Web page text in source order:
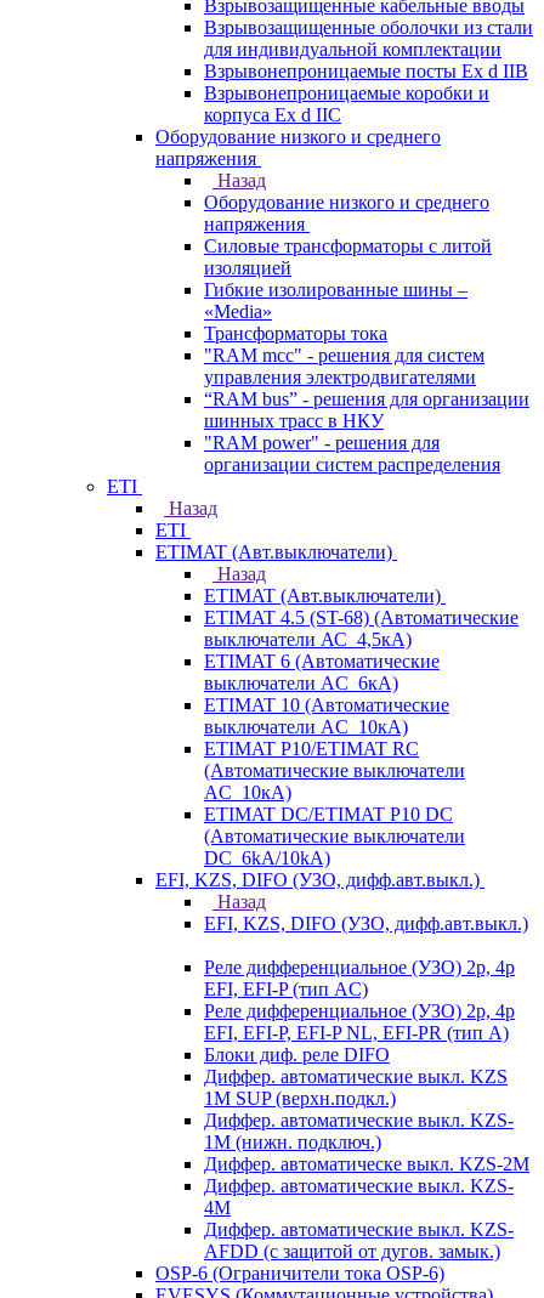
Взрывозащищенные кабельные вводы
Взрывозащищенные оболочки из стали
для индивидуальной комплектации
Взрывонепроницаемые посты Ex d IIB
Взрывонепроницаемые коробки и
корпуса Ex d IIС
Оборудование низкого и среднего
напряжения
Назад
Оборудование низкого и среднего
напряжения
Силовые трансформаторы с литой
изоляцией
Гибкие изолированные шины –
«Media»
Трансформаторы тока
"RAM mcc" - решения для систем
управления электродвигателями
“RAM bus” - решения для организации
шинных трасс в НКУ
"RAM power" - решения для
организации систем распределения
ETI
Назад
ETI
ETIMAT (Авт.выключатели)
Назад
ETIMAT (Авт.выключатели)
ETIMAT 4.5 (ST-68) (Автоматические
выключатели АС_4,5кА)
ETIMAT 6 (Автоматические
выключатели AC_6кА)
ETIMAT 10 (Автоматические
выключатели AC_10кА)
ETIMAT P10/ETIMAT RC
(Автоматические выключатели
AC_10кА)
ETIMAT DC/ETIMAT P10 DC
(Автоматические выключатели
DC_6kA/10kA)
EFI, KZS, DIFO (УЗО, дифф.авт.выкл.)
Назад
EFI, KZS, DIFO (УЗО, дифф.авт.выкл.)
Реле дифференциальное (УЗО) 2р, 4р
EFI, EFI-P (тип AС)
Реле дифференциальное (УЗО) 2р, 4р
EFI, EFI-P, EFI-P NL, EFI-PR (тип A)
Блоки диф. реле DIFO
Диффер. автоматические выкл. KZS
1M SUP (верхн.подкл.)
Диффер. автоматические выкл. KZS-
1M (нижн. подключ.)
Диффер. автоматическе выкл. KZS-2M
Диффер. автоматические выкл. KZS-
4M
Диффер. автоматические выкл. KZS-
AFDD (с защитой от дугов. замык.)
OSP-6 (Ограничители тока OSP-6)